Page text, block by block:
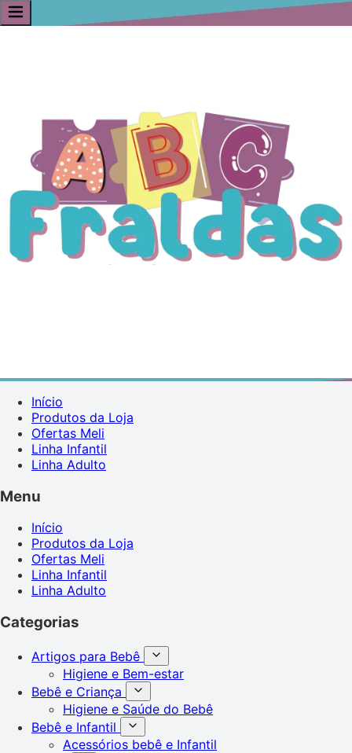
Início
Produtos da Loja
Ofertas Meli
Linha Infantil
Linha Adulto
Menu
Início
Produtos da Loja
Ofertas Meli
Linha Infantil
Linha Adulto
Categorias
Artigos para Bebê
Higiene e Bem-estar
Bebê e Criança
Higiene e Saúde do Bebê
Bebê e Infantil
Acessórios bebê e Infantil